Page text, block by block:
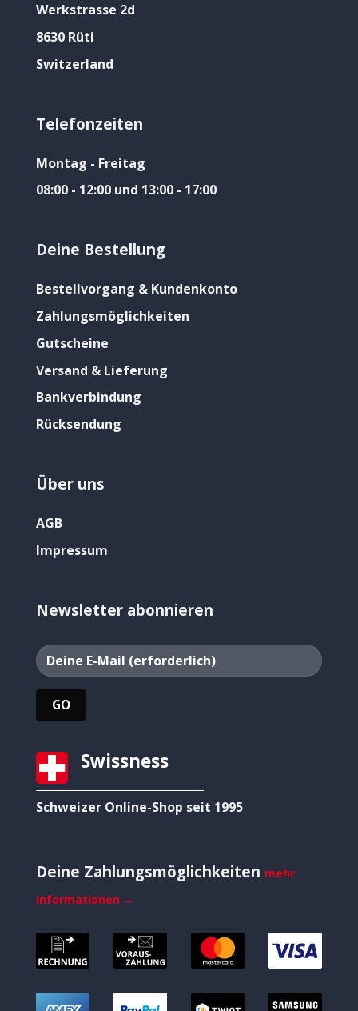
Werkstrasse 2d
8630 Rüti
Switzerland
Telefonzeiten
Montag - Freitag
08:00 - 12:00 und 13:00 - 17:00
Deine Bestellung
Bestellvorgang & Kundenkonto
Zahlungsmöglichkeiten
Gutscheine
Versand & Lieferung
Bankverbindung
Rücksendung
Über uns
AGB
Impressum
Newsletter abonnieren
Swissness
Schweizer Online-Shop seit 1995
Deine Zahlungsmöglichkeiten mehr
Informationen →